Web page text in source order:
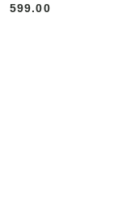
Cena:
599.00